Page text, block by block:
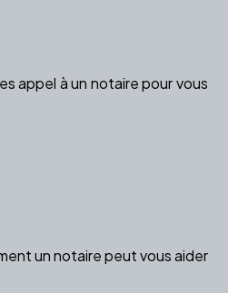
appel à un notaire pour vous
un notaire peut vous aider